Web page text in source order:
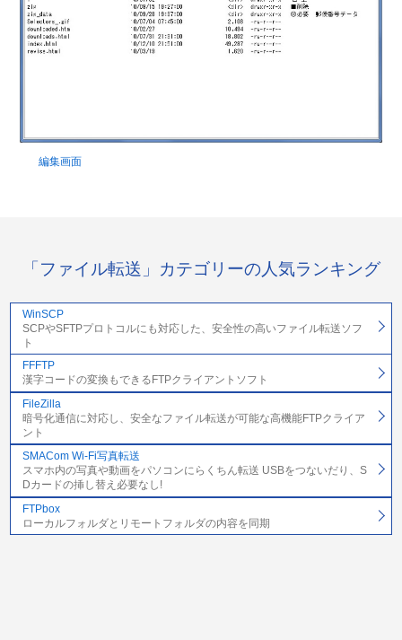
編集画面
「ファイル転送」カテゴリーの人気ランキング
WinSCP
SCPやSFTPプロトコルにも対応した、安全性の高いファイル転送ソフ
ト
FFFTP
漢字コードの変換もできるFTPクライアントソフト
FileZilla
暗号化通信に対応し、安全なファイル転送が可能な高機能FTPクライア
ント
SMACom Wi-Fi写真転送
スマホ内の写真や動画をパソコンにらくちん転送 USBをつないだり、S
Dカードの挿し替え必要なし!
FTPbox
ローカルフォルダとリモートフォルダの内容を同期